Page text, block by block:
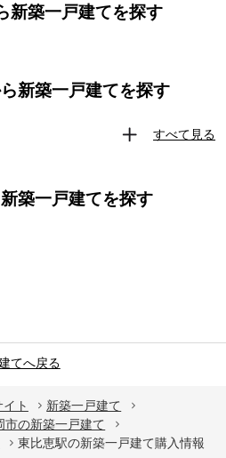
新築一戸建てを探す
新築一戸建てを探す
すべて見る
築一戸建てを探す
てへ戻る
ト
新築一戸建て
市の新築一戸建て
東比恵駅の新築一戸建て購入情報